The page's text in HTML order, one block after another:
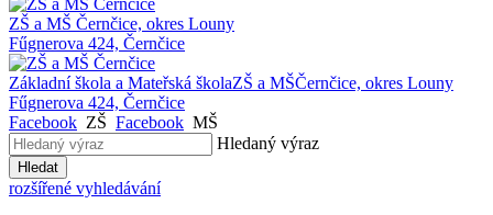
ZŠ a MŠ Černčice, okres Louny
Fűgnerova 424, Černčice
Základní škola a Mateřská školaZŠ a MŠČernčice, okres Louny
Fűgnerova 424, Černčice
Facebook ZŠ Facebook MŠ
Hledaný výraz
Hledat
rozšířené vyhledávání